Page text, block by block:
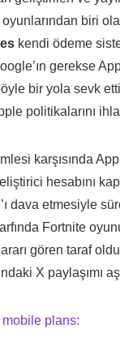
biri
kendi ödeme
gerekse
bir yola sevk
politikalarını
karşısında
hesabını
dava etmesiyle
Fortnite
gören taraf
X paylaşımı
plans: